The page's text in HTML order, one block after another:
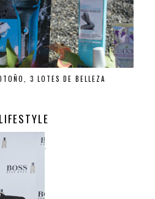
3 LOTES DE BELLEZA
LIFESTYLE